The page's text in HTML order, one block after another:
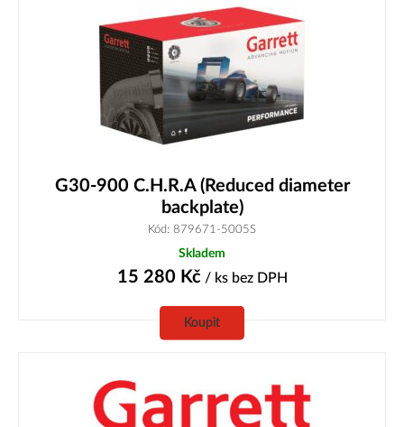
G30-900 C.H.R.A (Reduced diameter
backplate)
Kód: 879671-5005S
Skladem
15 280 Kč/ ks bez DPH
Koupit